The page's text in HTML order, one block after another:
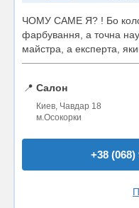
ЧОМУ САМЕ Я? ! Бо
фарбування, а точна
майстра, а експерта,
📍 Салон
Киев, Чавдар 18
м.Осокорки
+38 (068)